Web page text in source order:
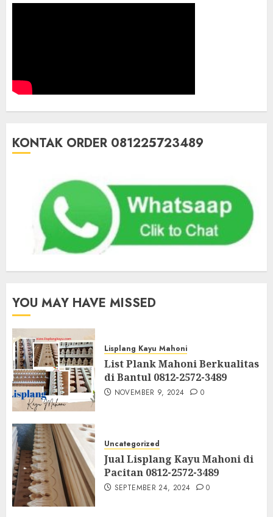
KONTAK ORDER 081225723489
YOU MAY HAVE MISSED
Lisplang Kayu Mahoni
List Plank Mahoni Berkualitas
di Bantul 0812-2572-3489
NOVEMBER 9, 2024 0
Uncategorized
Jual Lisplang Kayu Mahoni di
Pacitan 0812-2572-3489
SEPTEMBER 24, 2024 0